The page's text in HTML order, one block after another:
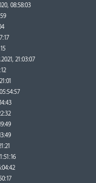
08:58:03
21:03:07